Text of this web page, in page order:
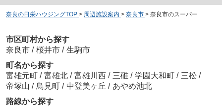
奈良の日栄ハウジングTOP > 周辺施設案内 > 奈良市 > 奈良市のスーパー
市区町村から探す
奈良市 / 桜井市 / 生駒市
町名から探す
富雄元町 / 富雄北 / 富雄川西 / 三碓 / 学園大和町 / 三松 /
帝塚山 / 鳥見町 / 中登美ヶ丘 / あやめ池北
路線から探す